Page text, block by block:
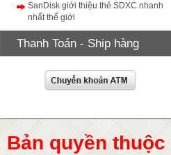
SanDisk giới thiệu thẻ SDXC nhanh
nhất thế giới
Thanh Toán - Ship hàng
Bản quyền thuộc